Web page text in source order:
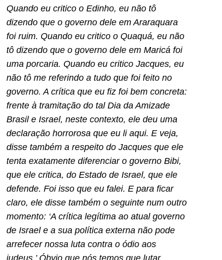
Quando eu critico o Edinho, eu não tô
dizendo que o governo dele em Araraquara
foi ruim. Quando eu critico o Quaquá, eu não
tô dizendo que o governo dele em Maricá foi
uma porcaria. Quando eu critico Jacques, eu
não tô me referindo a tudo que foi feito no
governo. A crítica que eu fiz foi bem concreta:
frente à tramitação do tal Dia da Amizade
Brasil e Israel, neste contexto, ele deu uma
declaração horrorosa que eu li aqui. E veja,
disse também a respeito do Jacques que ele
tenta exatamente diferenciar o governo Bibi,
que ele critica, do Estado de Israel, que ele
defende. Foi isso que eu falei. E para ficar
claro, ele disse também o seguinte num outro
momento: ‘A crítica legítima ao atual governo
de Israel e a sua política externa não pode
arrefecer nossa luta contra o ódio aos
judeus.’ Óbvio que nós temos que lutar